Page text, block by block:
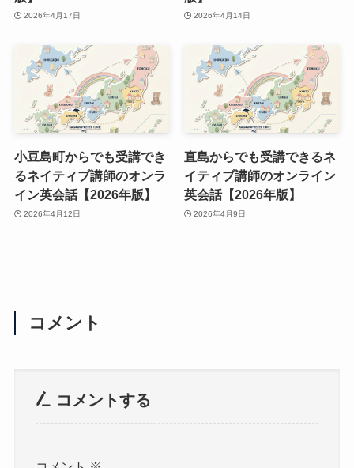
2026年4月17日 2026年4月14日
小豆島町からでも受講でき
るネイティブ講師のオンラ
イン英会話【2026年版】
2026年4月12日
直島からでも受講できるネ
イティブ講師のオンライン
英会話【2026年版】
2026年4月9日
コメント
コメントする